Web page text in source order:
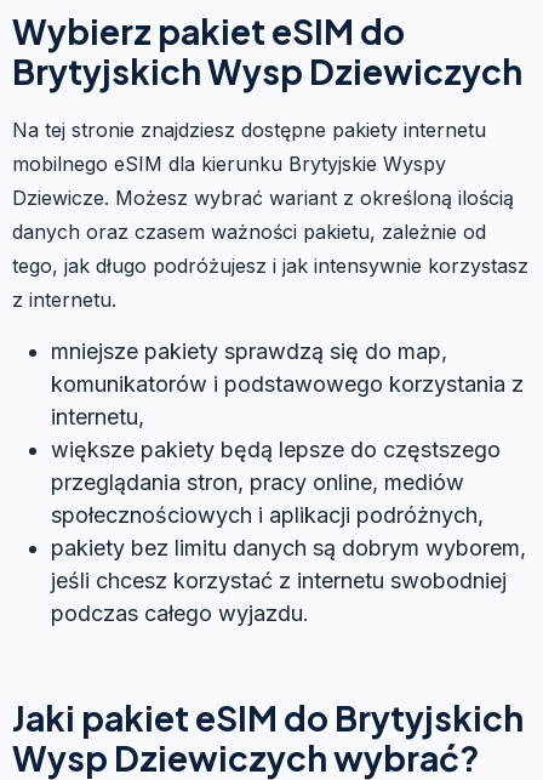
Wybierz pakiet eSIM do
Brytyjskich Wysp Dziewiczych
Na tej stronie znajdziesz dostępne pakiety internetu
mobilnego eSIM dla kierunku Brytyjskie Wyspy
Dziewicze. Możesz wybrać wariant z określoną ilością
danych oraz czasem ważności pakietu, zależnie od
tego, jak długo podróżujesz i jak intensywnie korzystasz
z internetu.
mniejsze pakiety sprawdzą się do map,
komunikatorów i podstawowego korzystania z
internetu,
większe pakiety będą lepsze do częstszego
przeglądania stron, pracy online, mediów
społecznościowych i aplikacji podróżnych,
pakiety bez limitu danych są dobrym wyborem,
jeśli chcesz korzystać z internetu swobodniej
podczas całego wyjazdu.
Jaki pakiet eSIM do Brytyjskich
Wysp Dziewiczych wybrać?